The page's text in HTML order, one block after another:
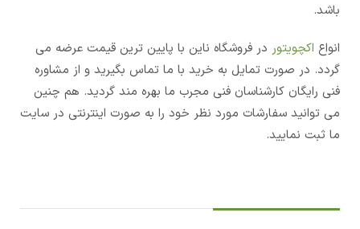
باشد.
انواع اکچویتور در فروشگاه ناین با پایین ترین قیمت عرضه می
گردد. در صورت تمایل به خرید با ما تماس بگیرید و از مشاوره
فنی رایگان کارشناسان فنی مجرب ما بهره مند گردید. هم چنین
می توانید سفارشات مورد نظر خود را به صورت اینترنتی در سایت
ما ثبت نمایید.